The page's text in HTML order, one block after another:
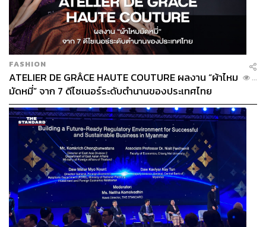
FASHION
ATELIER DE GRÂCE HAUTE COUTURE ผลงาน “ผ้าไหม
มัดหมี่” จาก 7 ดีไซเนอร์ระดับตำนานของประเทศไทย
...